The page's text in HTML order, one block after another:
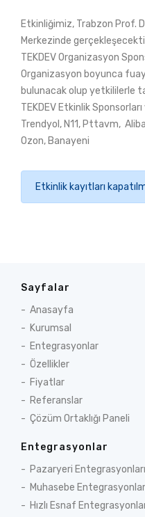
Etkinliğimiz, Trabzon Prof.
Merkezinde
TEKDEV Organizasyon
Organizasyon boyunca
bulunacak olup yetkililerle
TEKDEV Etkinlik
Trendyol, N11, Pttavm,
Ozon, Banayeni
Etkinlik kayıtları
Sayfalar
Anasayfa
Kurumsal
Entegrasyonlar
Özellikler
Fiyatlar
Referanslar
Çözüm Ortaklığı Paneli
Entegrasyonlar
Pazaryeri Entegrasyonları
Muhasebe
Hızlı Esnaf